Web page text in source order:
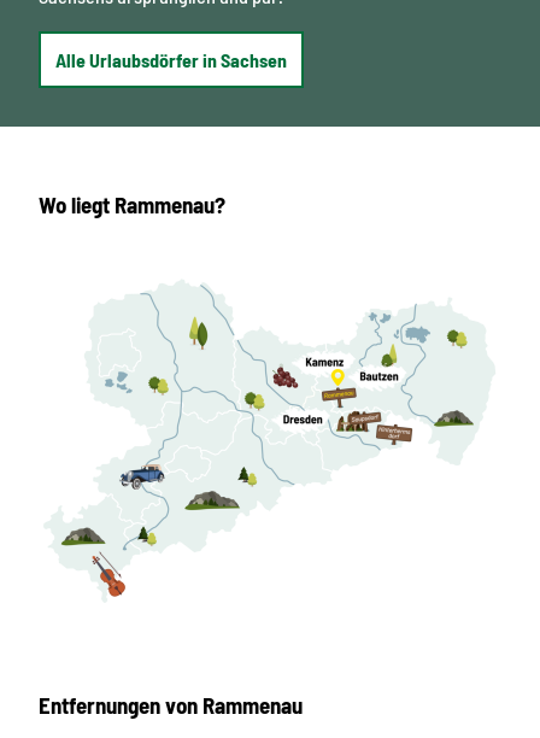
Alle Urlaubsdörfer in Sachsen
Wo liegt Rammenau?
Entfernungen von Rammenau